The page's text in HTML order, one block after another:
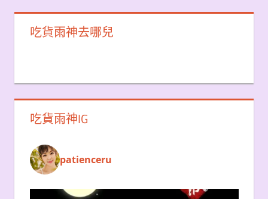
吃貨雨神去哪兒
吃貨雨神IG
patienceru